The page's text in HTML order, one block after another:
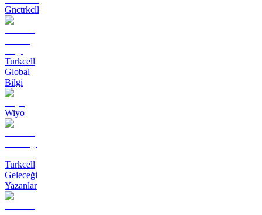
Gnctrkcll
Turkcell
Global
Bilgi
Wiyo
Turkcell
Geleceği
Yazanlar